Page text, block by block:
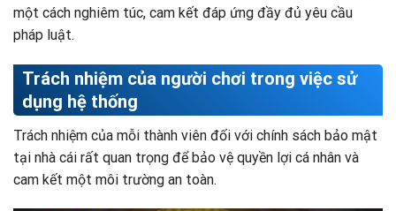
một cách nghiêm túc, cam kết đáp ứng đầy đủ yêu cầu
pháp luật.
Trách nhiệm của người chơi trong việc sử
dụng hệ thống
Trách nhiệm của mỗi thành viên đối với chính sách bảo mật
tại nhà cái rất quan trọng để bảo vệ quyền lợi cá nhân và
cam kết một môi trường an toàn.